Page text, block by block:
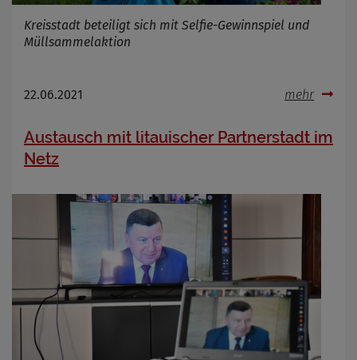
Kreisstadt beteiligt sich mit Selfie-Gewinnspiel und
Müllsammelaktion
22.06.2021 mehr
Austausch mit litauischer Partnerstadt im
Netz